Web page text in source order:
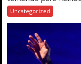
Uncategorized